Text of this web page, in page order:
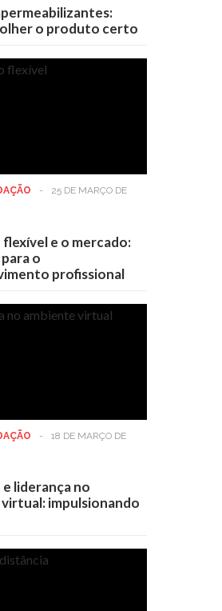
o produto certo
-
25 DE MARÇO DE
flexível e o mercado:
o
profissional
-
18 DE MARÇO DE
e liderança no
impulsionando